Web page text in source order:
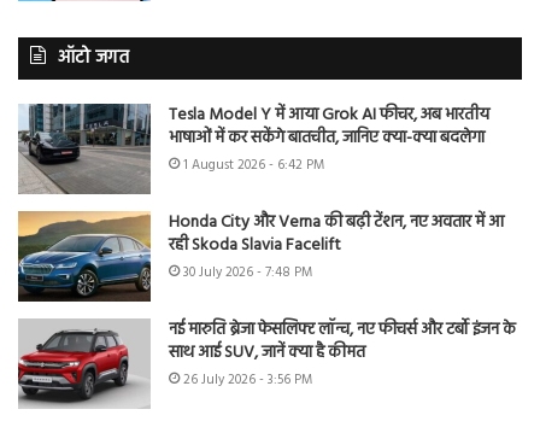
ऑटो जगत
Tesla Model Y में आया Grok AI फीचर, अब भारतीय
भाषाओं में कर सकेंगे बातचीत, जानिए क्या-क्या बदलेगा
1 August 2026 - 6:42 PM
Honda City और Verna की बढ़ी टेंशन, नए अवतार में आ
रही Skoda Slavia Facelift
30 July 2026 - 7:48 PM
नई मारुति ब्रेजा फेसलिफ्ट लॉन्च, नए फीचर्स और टर्बो इंजन के
साथ आई SUV, जानें क्या है कीमत
26 July 2026 - 3:56 PM